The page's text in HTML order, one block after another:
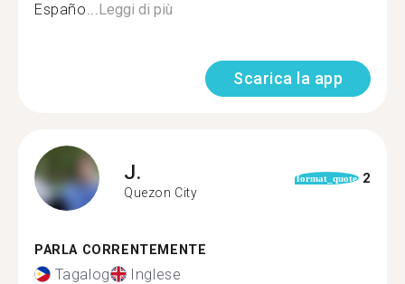
Españo...Leggi di più
Scarica la app
J.
Quezon City
format_quote 2
PARLA CORRENTEMENTE
Tagalog Inglese